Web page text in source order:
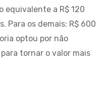
equivalente a R$ 120
Para os demais: R$ 600
optou por não
tornar o valor mais